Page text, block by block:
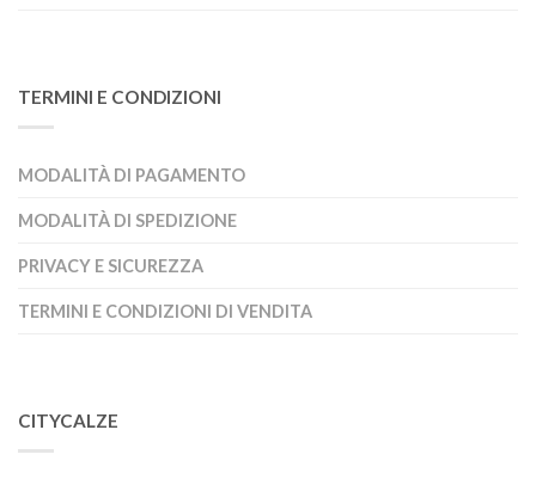
TERMINI E CONDIZIONI
MODALITÀ DI PAGAMENTO
MODALITÀ DI SPEDIZIONE
PRIVACY E SICUREZZA
TERMINI E CONDIZIONI DI VENDITA
CITYCALZE